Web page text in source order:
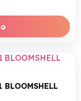
BLOOMSHELL